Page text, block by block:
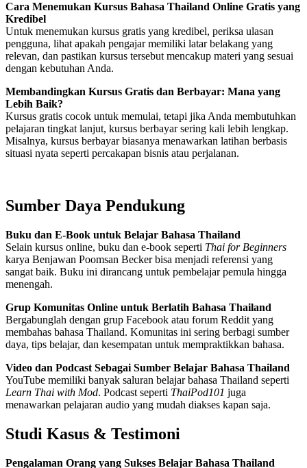
Cara Menemukan Kursus Bahasa Thailand Online Gratis yang
Kredibel
Untuk menemukan kursus gratis yang kredibel, periksa ulasan
pengguna, lihat apakah pengajar memiliki latar belakang yang
relevan, dan pastikan kursus tersebut mencakup materi yang sesuai
dengan kebutuhan Anda.
Membandingkan Kursus Gratis dan Berbayar: Mana yang
Lebih Baik?
Kursus gratis cocok untuk memulai, tetapi jika Anda membutuhkan
pelajaran tingkat lanjut, kursus berbayar sering kali lebih lengkap.
Misalnya, kursus berbayar biasanya menawarkan latihan berbasis
situasi nyata seperti percakapan bisnis atau perjalanan.
Sumber Daya Pendukung
Buku dan E-Book untuk Belajar Bahasa Thailand
Selain kursus online, buku dan e-book seperti Thai for Beginners
karya Benjawan Poomsan Becker bisa menjadi referensi yang
sangat baik. Buku ini dirancang untuk pembelajar pemula hingga
menengah.
Grup Komunitas Online untuk Berlatih Bahasa Thailand
Bergabunglah dengan grup Facebook atau forum Reddit yang
membahas bahasa Thailand. Komunitas ini sering berbagi sumber
daya, tips belajar, dan kesempatan untuk mempraktikkan bahasa.
Video dan Podcast Sebagai Sumber Belajar Bahasa Thailand
YouTube memiliki banyak saluran belajar bahasa Thailand seperti
Learn Thai with Mod. Podcast seperti ThaiPod101 juga
menawarkan pelajaran audio yang mudah diakses kapan saja.
Studi Kasus & Testimoni
Pengalaman Orang yang Sukses Belajar Bahasa Thailand